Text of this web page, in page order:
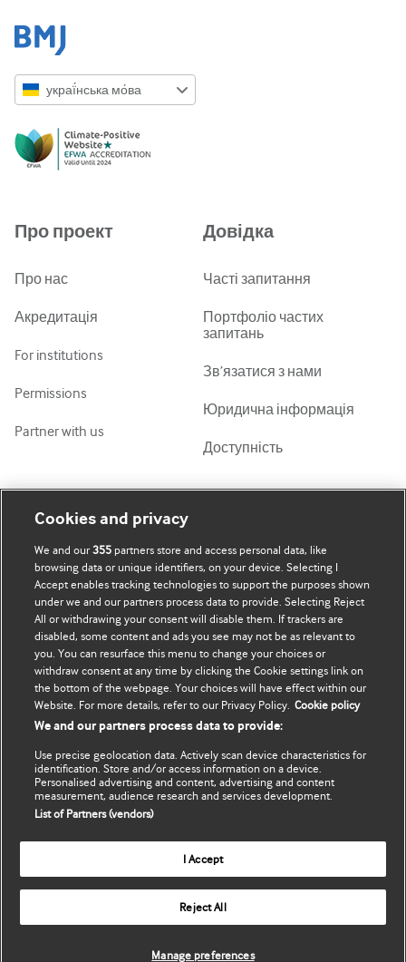
украї́нська мо́ва
Русский
ქართული
Про проект
Про нас
Акредитація
For institutions
Permissions
Partner with us
Довідка
Часті запитання
Портфоліо частих
запитань
Зв’язатися з нами
Юридична інформація
Доступність
Мій обліковий запис
Підписатися
Оновити мої дані
BMJ company
BMJ Best Practice
BMJ Masterclasses
BMJ onExamination
BMJ Portfolio
BMJ Journals
Copyright ©2026BMJ Publishing Group Limited. All rights
Cookies and privacy
We and our355 partners store and access personal data, like
browsing data or unique identifiers, on your device. Selecting I
Accept enables tracking technologies to support the purposes shown
under we and our partners process data to provide. Selecting Reject
All or withdrawing your consent will disable them. If trackers are
disabled, some content and ads you see may not be as relevant to
you. You can resurface this menu to change your choices or
withdraw consent at any time by clicking the Cookie settings link on
the bottom of the webpage. Your choices will have effect within our
Website. For more details, refer to our Privacy Policy. Cookie policy
We and our partners process data to provide:
Use precise geolocation data. Actively scan device characteristics for
identification. Store and/or access information on a device.
Personalised advertising and content, advertising and content
measurement, audience research and services development.
List of Partners (vendors)
I Accept
Reject All
Manage preferences